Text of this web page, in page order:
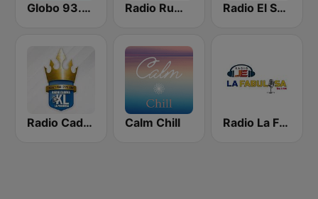
Globo 93.3 FM Radio Rumba Latina Radio El Salvador | 96.9 FM
Radio Cadena YSKL La Poderosa Calm Chill Radio La Fabulosa